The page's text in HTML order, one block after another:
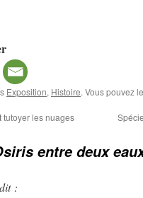
Exposition, Histoire. Vous pouvez
tutoyer les nuages
entre deux
dit :